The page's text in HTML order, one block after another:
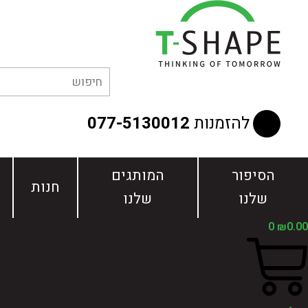
להזמנות 077-5130012
הסיפור
שלנו
המותגים
שלנו
חנות
₪0.00
0